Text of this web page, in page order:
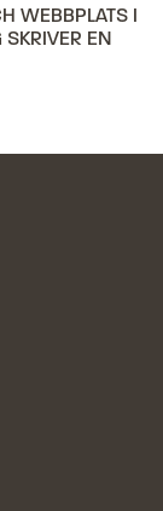
WEBBPLATS I
SKRIVER EN